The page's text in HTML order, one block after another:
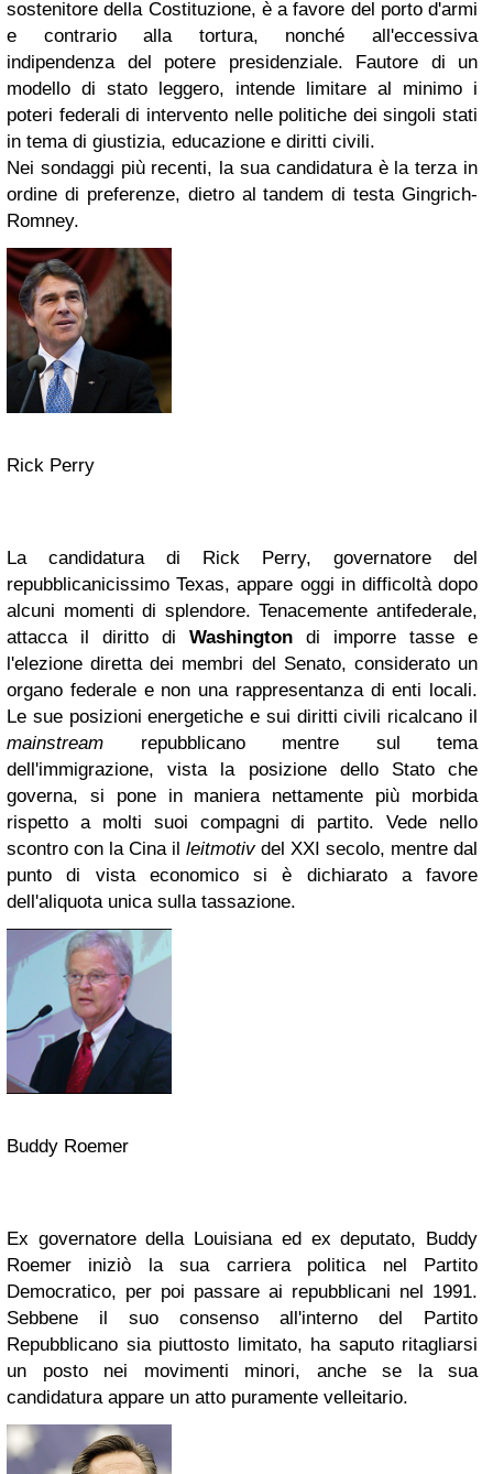
sostenitore della Costituzione, è a favore del porto d'armi
e contrario alla tortura, nonché all'eccessiva
indipendenza del potere presidenziale. Fautore di un
modello di stato leggero, intende limitare al minimo i
poteri federali di intervento nelle politiche dei singoli stati
in tema di giustizia, educazione e diritti civili.
Nei sondaggi più recenti, la sua candidatura è la terza in
ordine di preferenze, dietro al tandem di testa Gingrich-
Romney.
Rick Perry
La candidatura di Rick Perry, governatore del
repubblicanicissimo Texas, appare oggi in difficoltà dopo
alcuni momenti di splendore. Tenacemente antifederale,
attacca il diritto di Washington di imporre tasse e
l'elezione diretta dei membri del Senato, considerato un
organo federale e non una rappresentanza di enti locali.
Le sue posizioni energetiche e sui diritti civili ricalcano il
mainstream repubblicano mentre sul tema
dell'immigrazione, vista la posizione dello Stato che
governa, si pone in maniera nettamente più morbida
rispetto a molti suoi compagni di partito. Vede nello
scontro con la Cina il leitmotiv del XXI secolo, mentre dal
punto di vista economico si è dichiarato a favore
dell'aliquota unica sulla tassazione.
Buddy Roemer
Ex governatore della Louisiana ed ex deputato, Buddy
Roemer iniziò la sua carriera politica nel Partito
Democratico, per poi passare ai repubblicani nel 1991.
Sebbene il suo consenso all'interno del Partito
Repubblicano sia piuttosto limitato, ha saputo ritagliarsi
un posto nei movimenti minori, anche se la sua
candidatura appare un atto puramente velleitario.